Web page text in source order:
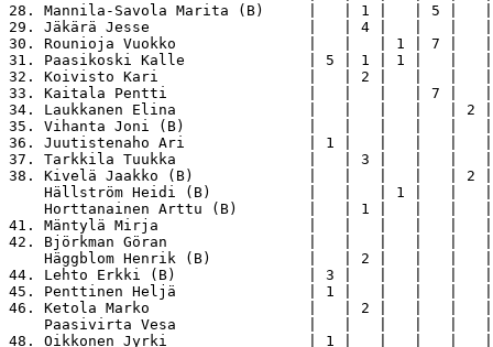
28. Mannila-Savola Marita (B)     |   | 1 |   |
29. Jäkärä Jesse                  |   | 4 |   |   |
30. Rounioja Vuokko               |   |   | 1 |
31. Paasikoski Kalle              | 5 | 1 | 1 |
32. Koivisto Kari                 |   | 2 |   |   |
33. Kaitala Pentti                |   |   |   | 7
34. Laukkanen Elina               |   |   |   |
35. Vihanta Joni (B)              |   |   |   |   |
36. Juutistenaho Ari              | 1 |   |   |
37. Tarkkila Tuukka               |   | 3 |   |
38. Kivelä Jaakko (B)             |   |   |   |
Hällström Heidi (B)           |   |   | 1 |   |
Horttanainen Arttu (B)        |   | 1 |   |   |
41. Mäntylä Mirja                 |   |   |   |
42. Björkman Göran                |   |   |   |
Häggblom Henrik (B)           |   | 2 |   |   |
44. Lehto Erkki (B)               | 3 |   |   |
45. Penttinen Heljä               | 1 |   |   |
46. Ketola Marko                  |   | 2 |   |
Paasivirta Vesa               |   |   |   |   |
48. Oikkonen Jyrki                | 1 |   |   |